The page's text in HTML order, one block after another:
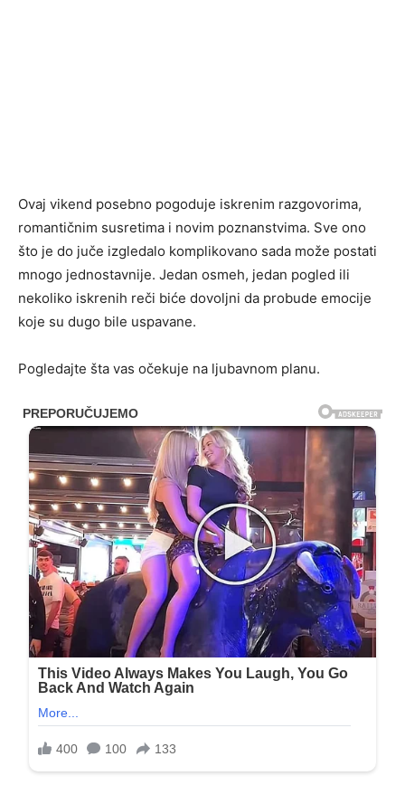
Ovaj vikend posebno pogoduje iskrenim razgovorima,
romantičnim susretima i novim poznanstvima. Sve ono
što je do juče izgledalo komplikovano sada može postati
mnogo jednostavnije. Jedan osmeh, jedan pogled ili
nekoliko iskrenih reči biće dovoljni da probude emocije
koje su dugo bile uspavane.
Pogledajte šta vas očekuje na ljubavnom planu.